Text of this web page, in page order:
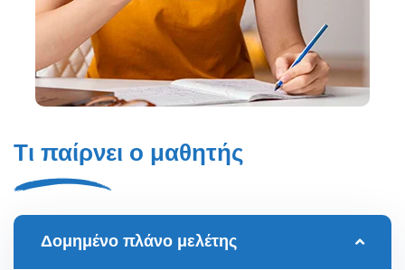
Τι παίρνει ο μαθητής
Δομημένο πλάνο μελέτης